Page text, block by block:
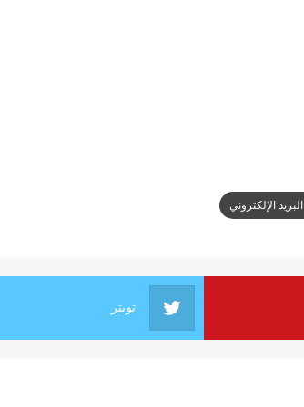
البريد الإلكتروني
تويتر